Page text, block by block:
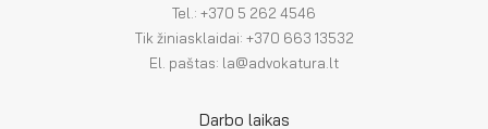
Tel.: +370 5 262 4546
Tik žiniasklaidai: +370 663 13532
El. paštas: la@advokatura.lt
Darbo laikas